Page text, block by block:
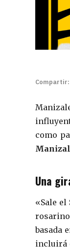
Compartir:
como
Una
«Sale
rosarino
basada
incluirá